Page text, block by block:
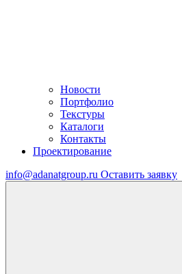
Новости
Портфолио
Текстуры
Каталоги
Контакты
Проектирование
info@adanatgroup.ru Оставить заявку